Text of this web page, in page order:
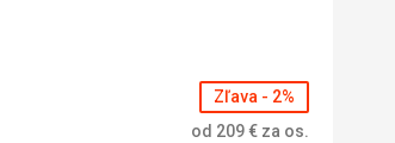
Zľava - 2%
od 209€ za os.